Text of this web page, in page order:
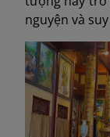
nguyện và